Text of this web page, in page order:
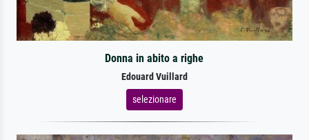
Donna in abito a righe
Edouard Vuillard
selezionare